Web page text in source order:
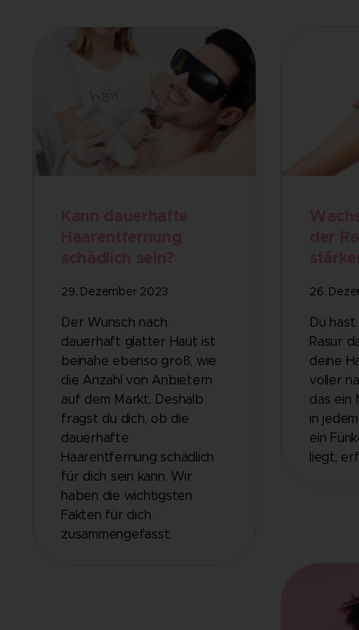
29. Dezember 2023
Der Wunsch nach
dauerhaft glatter Haut ist
beinahe ebenso groß, wie
die Anzahl von Anbietern
auf dem Markt. Deshalb
fragst du dich, ob die
dauerhafte
Haarentfernung schädlich
für dich sein kann. Wir
haben die wichtigsten
Fakten für dich
zusammengefasst.
26.
Du
Rasur
deine
voller
das ein
in
ein
liegt,